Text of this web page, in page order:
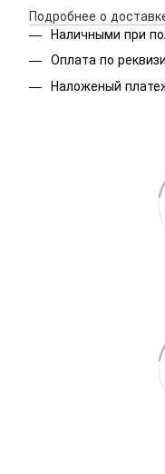
Подробнее о
Наличными при
Оплата по
Наложеный